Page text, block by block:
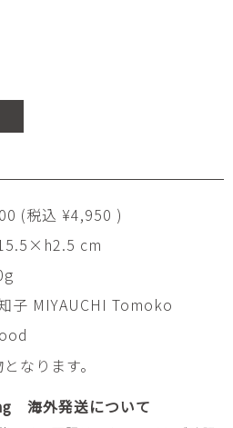
(税込 ¥4,950 )
cm
子 MIYAUCHI Tomoko
なります。
海外発送について